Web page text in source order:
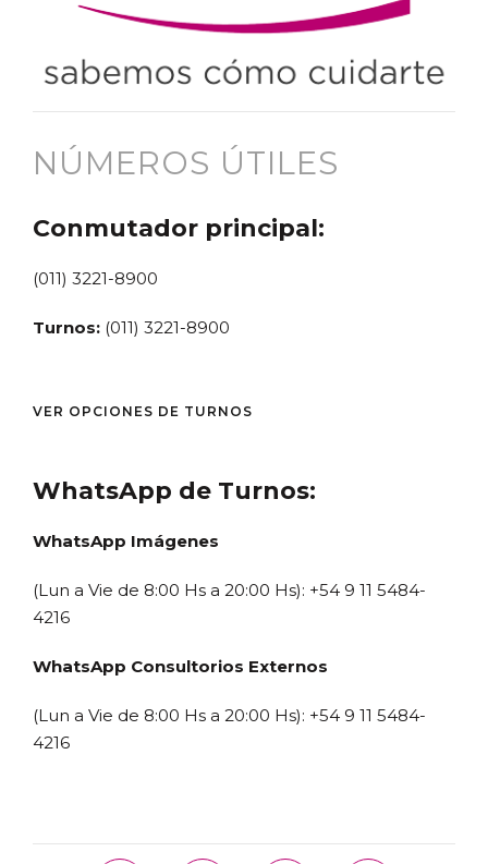
NÚMEROS ÚTILES
Conmutador principal:
(011) 3221-8900
Turnos: (011) 3221-8900
VER OPCIONES DE TURNOS
WhatsApp de Turnos:
WhatsApp Imágenes
(Lun a Vie de 8:00 Hs a 20:00 Hs): +54 9 11 5484-
4216
WhatsApp Consultorios Externos
(Lun a Vie de 8:00 Hs a 20:00 Hs): +54 9 11 5484-
4216